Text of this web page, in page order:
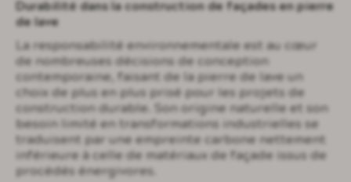
Durabilité dans la construction de façades en pierre
de lave
La responsabilité environnementale est au cœur
de nombreuses décisions de conception
contemporaine, faisant de la pierre de lave un
choix de plus en plus prisé pour les projets de
construction durable. Son origine naturelle et son
besoin limité en transformations industrielles se
traduisent par une empreinte carbone nettement
inférieure à celle de matériaux de façade issus de
procédés énergivores.